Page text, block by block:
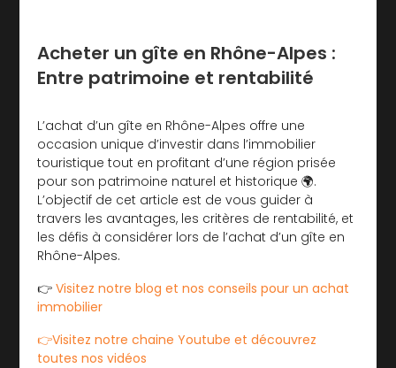
Acheter un gîte en Rhône-Alpes :
Entre patrimoine et rentabilité
L’achat d’un gîte en Rhône-Alpes offre une
occasion unique d’investir dans l’immobilier
touristique tout en profitant d’une région prisée
pour son patrimoine naturel et historique 🌍.
L’objectif de cet article est de vous guider à
travers les avantages, les critères de rentabilité, et
les défis à considérer lors de l’achat d’un gîte en
Rhône-Alpes.
👉Visitez notre blog et nos conseils pour un achat
immobilier
👉Visitez notre chaine Youtube et découvrez
toutes nos vidéos